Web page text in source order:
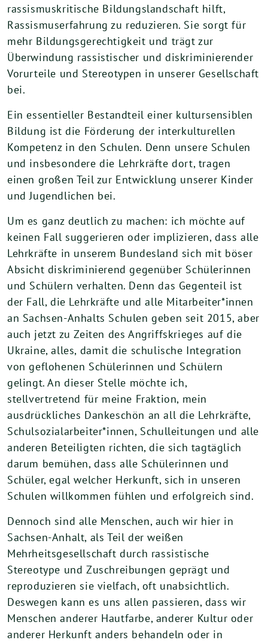
rassismuskritische Bildungslandschaft hilft,
Rassismuserfahrung zu reduzieren. Sie sorgt für
mehr Bildungsgerechtigkeit und trägt zur
Überwindung rassistischer und diskriminierender
Vorurteile und Stereotypen in unserer Gesellschaft
bei.
Ein essentieller Bestandteil einer kultursensiblen
Bildung ist die Förderung der interkulturellen
Kompetenz in den Schulen. Denn unsere Schulen
und insbesondere die Lehrkräfte dort, tragen
einen großen Teil zur Entwicklung unserer Kinder
und Jugendlichen bei.
Um es ganz deutlich zu machen: ich möchte auf
keinen Fall suggerieren oder implizieren, dass alle
Lehrkräfte in unserem Bundesland sich mit böser
Absicht diskriminierend gegenüber Schülerinnen
und Schülern verhalten. Denn das Gegenteil ist
der Fall, die Lehrkräfte und alle Mitarbeiter*innen
an Sachsen-Anhalts Schulen geben seit 2015, aber
auch jetzt zu Zeiten des Angriffskrieges auf die
Ukraine, alles, damit die schulische Integration
von geflohenen Schülerinnen und Schülern
gelingt. An dieser Stelle möchte ich,
stellvertretend für meine Fraktion, mein
ausdrückliches Dankeschön an all die Lehrkräfte,
Schulsozialarbeiter*innen, Schulleitungen und alle
anderen Beteiligten richten, die sich tagtäglich
darum bemühen, dass alle Schülerinnen und
Schüler, egal welcher Herkunft, sich in unseren
Schulen willkommen fühlen und erfolgreich sind.
Dennoch sind alle Menschen, auch wir hier in
Sachsen-Anhalt, als Teil der weißen
Mehrheitsgesellschaft durch rassistische
Stereotype und Zuschreibungen geprägt und
reproduzieren sie vielfach, oft unabsichtlich.
Deswegen kann es uns allen passieren, dass wir
Menschen anderer Hautfarbe, anderer Kultur oder
anderer Herkunft anders behandeln oder in